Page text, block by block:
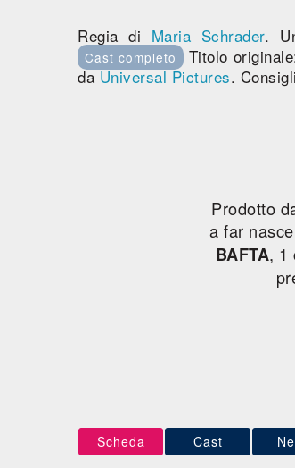
Regia di Maria Schrader.
Cast completo Titolo
daUniversal Pictures.
Prodotto
a far
BAFTA, 1
Scheda Cast